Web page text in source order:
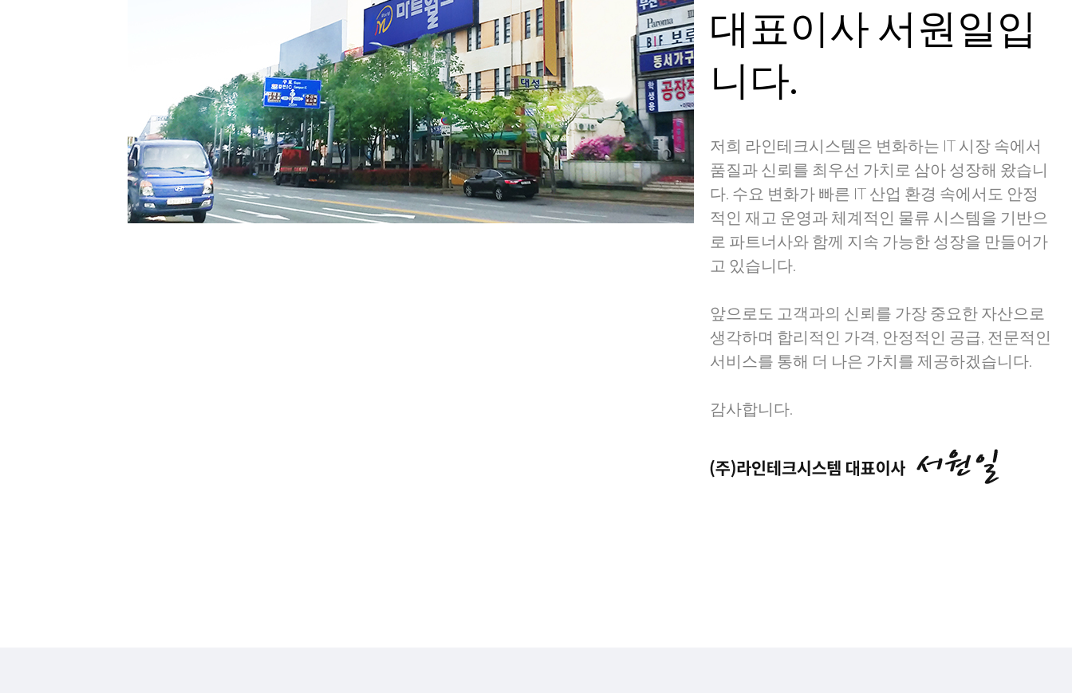
대표이사 서원일입
니다.
저희 라인테크시스템은 변화하는 IT 시장 속에서
품질과 신뢰를 최우선 가치로 삼아 성장해 왔습니
다. 수요 변화가 빠른 IT 산업 환경 속에서도 안정
적인 재고 운영과 체계적인 물류 시스템을 기반으
로 파트너사와 함께 지속 가능한 성장을 만들어가
고 있습니다.
앞으로도 고객과의 신뢰를 가장 중요한 자산으로
생각하며 합리적인 가격, 안정적인 공급, 전문적인
서비스를 통해 더 나은 가치를 제공하겠습니다.
감사합니다.